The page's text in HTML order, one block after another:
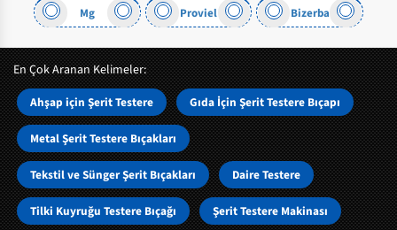
Mg Proviel Bizerba
En Çok Aranan Kelimeler:
Ahşap için Şerit Testere Gıda İçin Şerit Testere Bıçapı
Metal Şerit Testere Bıçakları
Tekstil ve Sünger Şerit Bıçakları Daire Testere
Tilki Kuyruğu Testere Bıçağı Şerit Testere Makinası